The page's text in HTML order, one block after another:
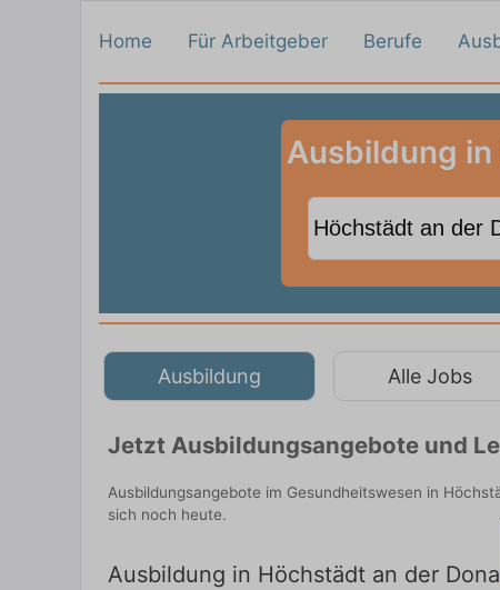
Home Für Arbeitgeber Berufe
Ausbildung
Ausbildung Alle Jobs
Jetzt Ausbildungsangebote und
Ausbildungsangebote im Gesundheitswesen in
sich noch heute.
Ausbildung in Höchstädt an der